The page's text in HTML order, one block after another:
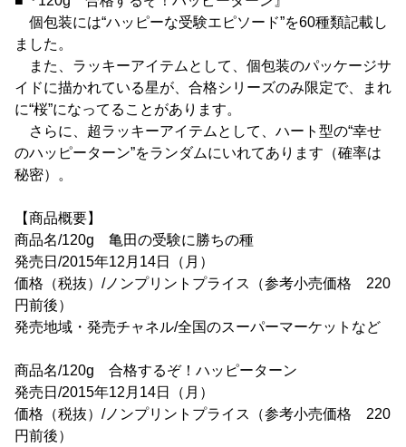
個包装には“ハッピーな受験エピソード”を60種類記載し
ました。
また、ラッキーアイテムとして、個包装のパッケージサ
イドに描かれている星が、合格シリーズのみ限定で、まれ
に“桜”になってることがあります。
さらに、超ラッキーアイテムとして、ハート型の“幸せ
のハッピーターン”をランダムにいれてあります（確率は
秘密）。
【商品概要】
商品名/120g 亀田の受験に勝ちの種
発売日/2015年12月14日（月）
価格（税抜）/ノンプリントプライス（参考小売価格 220
円前後）
発売地域・発売チャネル/全国のスーパーマーケットなど
商品名/120g 合格するぞ！ハッピーターン
発売日/2015年12月14日（月）
価格（税抜）/ノンプリントプライス（参考小売価格 220
円前後）